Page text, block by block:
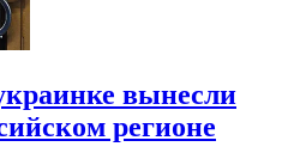
вынесли
регионе